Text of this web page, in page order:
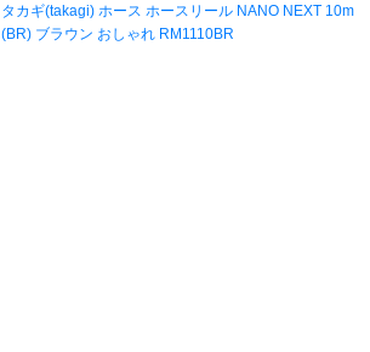
タカギ(takagi) ホース ホースリール NANO NEXT 10m
(BR) ブラウン おしゃれ RM1110BR